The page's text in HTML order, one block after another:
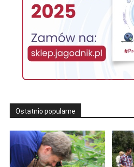
Ostatnio popularne